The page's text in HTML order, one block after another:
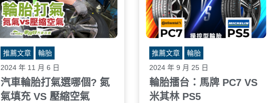
通輪胎更輕，減少了旋轉慣性，進
一步降低了油耗。
優化胎面花紋：採用低變形的胎面
設計，減少與地面接觸時的滑動和
能量損耗，同時保持耐用性和操控
減少胎體剛性損耗：改良內部結構
（如胎體層數或纖維材料），降低
運行時的內部摩擦。
降低胎壓損失
力
力
測
汽車輪胎打氣選哪個? 氮
氣填充 VS 壓縮空氣
2024 年 11 月 6 日
推薦文章 輪胎
輪胎擂台：馬牌 PC7 VS
米其林 PS5
2024 年 9 月 25 日
推薦文章 輪胎